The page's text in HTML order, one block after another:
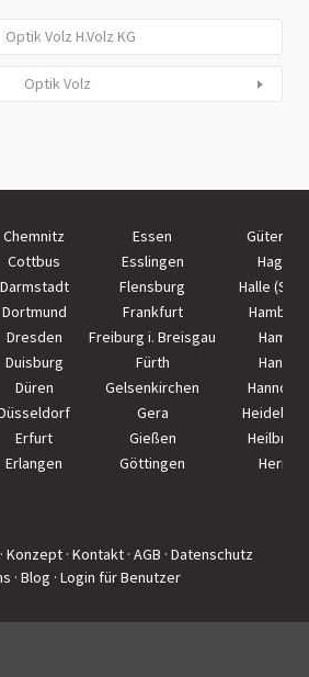
Optik Volz H.Volz KG
Optik Volz
Chemnitz Essen
Cottbus Esslingen
Hagen
Darmstadt Flensburg
Halle
Dortmund Frankfurt
Hamburg
Dresden Freiburg i. Breisgau
Hamm
Duisburg Fürth
Hanau
Düren Gelsenkirchen
Hannover
Gera
Erfurt Gießen
Heilbronn
Erlangen Göttingen Herne
· Konzept · Kontakt · AGB · Datenschutz
· Blog · Login für Benutzer